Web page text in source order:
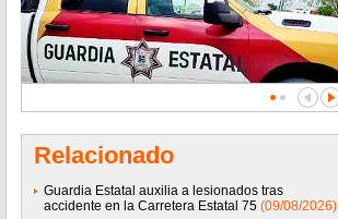
Relacionado
Guardia Estatal auxilia a lesionados tras
accidente en la Carretera Estatal 75 (09/08/2026)